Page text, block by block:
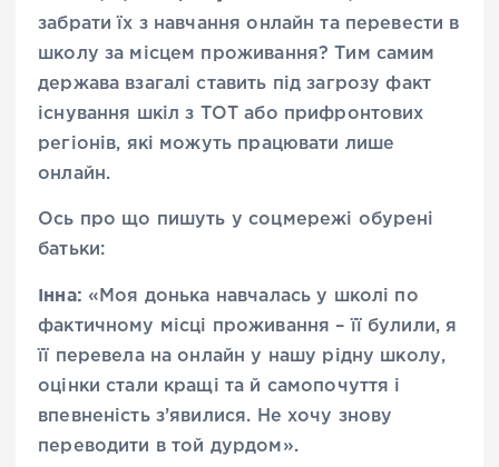
забрати їх з навчання онлайн та перевести в
школу за місцем проживання? Тим самим
держава взагалі ставить під загрозу факт
існування шкіл з ТОТ або прифронтових
регіонів, які можуть працювати лише
онлайн.
Ось про що пишуть у соцмережі обурені
батьки:
Інна: «Моя донька навчалась у школі по
фактичному місці проживання – її булили, я
її перевела на онлайн у нашу рідну школу,
оцінки стали кращі та й самопочуття і
впевненість з’явилися. Не хочу знову
переводити в той дурдом».